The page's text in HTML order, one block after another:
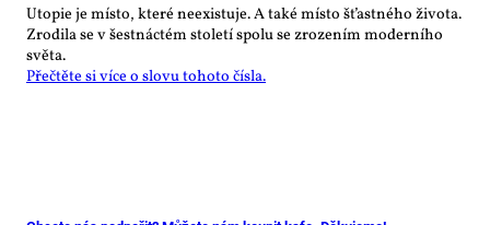
Utopie je místo, které neexistuje. A také místo šťastného života.
Zrodila se v šestnáctém století spolu se zrozením moderního
světa.
Přečtěte si více o slovu tohoto čísla.